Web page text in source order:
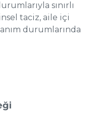
sınırlı
taciz, aile içi
durumlarında